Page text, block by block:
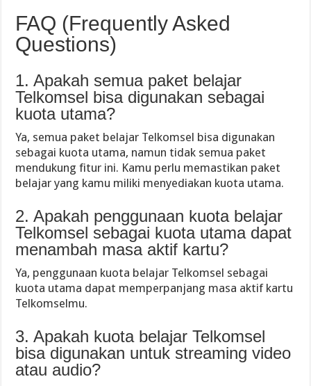
FAQ (Frequently Asked
Questions)
1. Apakah semua paket belajar
Telkomsel bisa digunakan sebagai
kuota utama?
Ya, semua paket belajar Telkomsel bisa digunakan
sebagai kuota utama, namun tidak semua paket
mendukung fitur ini. Kamu perlu memastikan paket
belajar yang kamu miliki menyediakan kuota utama.
2. Apakah penggunaan kuota belajar
Telkomsel sebagai kuota utama dapat
menambah masa aktif kartu?
Ya, penggunaan kuota belajar Telkomsel sebagai
kuota utama dapat memperpanjang masa aktif kartu
Telkomselmu.
3. Apakah kuota belajar Telkomsel
bisa digunakan untuk streaming video
atau audio?